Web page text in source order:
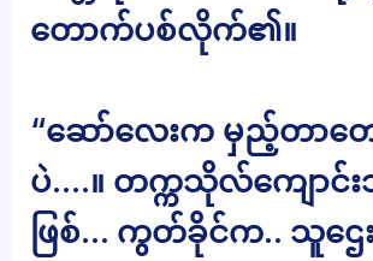
တောက်ပစ်လိုက်၏။
“ဆော်လေးက မှည့်တာတ
ပဲ….။ တက္ကသိုလ်ကျောင်
ဖြစ်… ကွတ်ခိုင်က.. သူဌေ